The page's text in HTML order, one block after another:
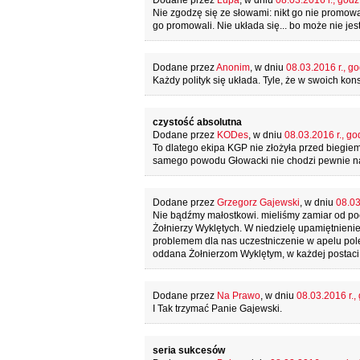
Nie zgodzę się ze słowami: nikt go nie
go promowali. Nie układa się... bo może nie
Dodane przezAnonim, w dniu 08.03.2016 r.,
Każdy polityk się układa. Tyle, że w swoich
czystość absolutna
Dodane przez KODes, w dniu 08.03.2016 r.,
To dlatego ekipa KGP nie złożyła przed
samego powodu Głowacki nie chodzi pewnie
Dodane przez Grzegorz Gajewski, w dniu
Nie bądźmy małostkowi. mieliśmy zamiar od
Żołnierzy Wyklętych. W niedzielę
problemem dla nas uczestniczenie w apelu
oddana Żołnierzom Wyklętym, w każdej
Dodane przez Na Prawo, w dniu 08.03.2016 r.,
I Tak trzymać Panie Gajewski.
seria sukcesów